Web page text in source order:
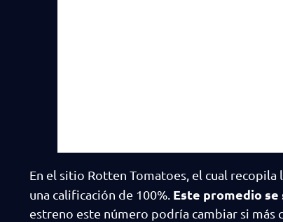
En el sitio Rotten Tomatoes, el cual recopila
una calificación de 100%. Este promedio se
estreno este número podría cambiar si